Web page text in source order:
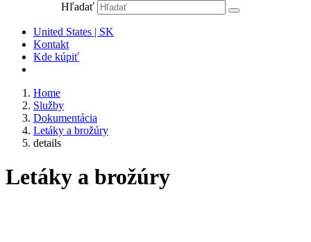
Hľadať
United States | SK
Kontakt
Kde kúpiť
Home
Služby
Dokumentácia
Letáky a brožúry
details
Letáky a brožúry